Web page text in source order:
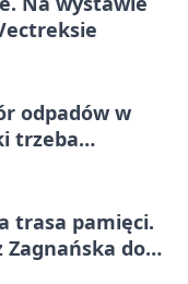
odpadów w
trzeba
trasa pamięci.
Zagnańska do